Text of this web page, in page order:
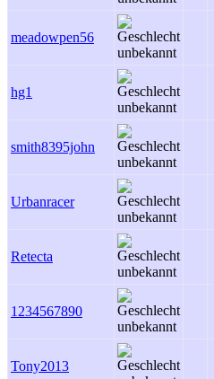
meadowpen56
hg1
smith8395john
Urbanracer
Retecta
1234567890
Tony2013